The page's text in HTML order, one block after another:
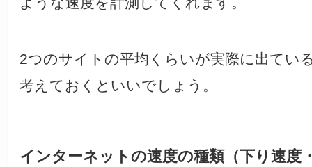
2つのサイトの平均くらいが実際に出てい
考えておくといいでしょう。
インターネットの速度の種類（下り速度